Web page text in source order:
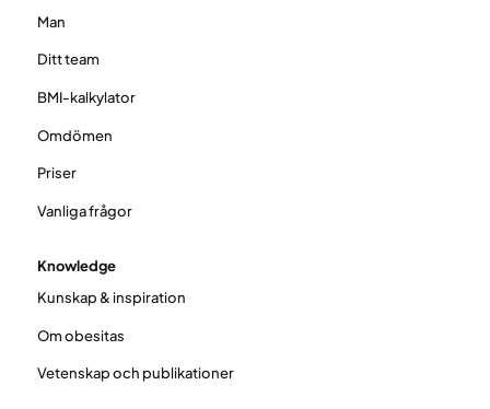
Man
Ditt team
BMI-kalkylator
Omdömen
Priser
Vanliga frågor
Knowledge
Kunskap & inspiration
Om obesitas
Vetenskap och publikationer